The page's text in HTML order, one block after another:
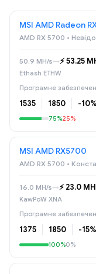
MSI AMD Radeon
AMD RX 5700 •
50.9 MH/s→⚡️ 53.25
Ethash ETHW
1535 1850 -10%
75%25%
MSI AMD RX5700
AMD RX 5700 •
16.0 MH/s→⚡️ 23.0
KawPoW XNA
1375 1850 -15%
100%0%